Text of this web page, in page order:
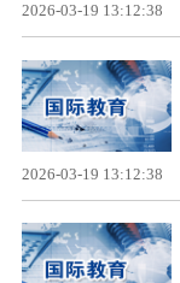
2026-03-19 13:12:38
2026-03-19 13:12:38